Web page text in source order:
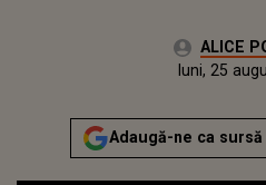
Autor:ALICE
Actualizat:
luni, 25
Adaugă-ne ca